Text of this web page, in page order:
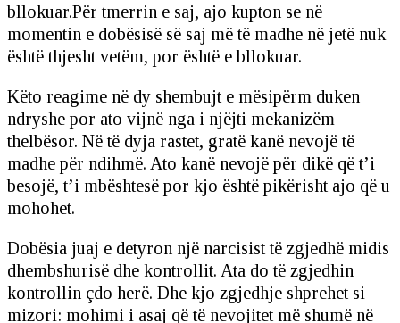
bllokuar.Për tmerrin e saj, ajo kupton se në
momentin e dobësisë së saj më të madhe në jetë nuk
është thjesht vetëm, por është e bllokuar.
Këto reagime në dy shembujt e mësipërm duken
ndryshe por ato vijnë nga i njëjti mekanizëm
thelbësor. Në të dyja rastet, gratë kanë nevojë të
madhe për ndihmë. Ato kanë nevojë për dikë që t’i
besojë, t’i mbështesë por kjo është pikërisht ajo që u
mohohet.
Dobësia juaj e detyron një narcisist të zgjedhë midis
dhembshurisë dhe kontrollit. Ata do të zgjedhin
kontrollin çdo herë. Dhe kjo zgjedhje shprehet si
mizori: mohimi i asaj që të nevojitet më shumë në